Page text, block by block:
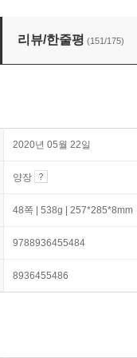
리뷰/한줄평 (151/175)
2020년 05월 22일
양장
48쪽 | 538g | 257*285*8mm
9788936455484
8936455486